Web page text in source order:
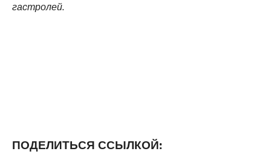
гастролей.
ПОДЕЛИТЬСЯ ССЫЛКОЙ: